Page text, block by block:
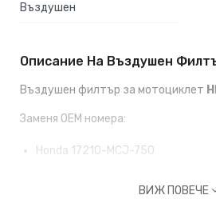
Въздушен
Описание На Въздушен
Въздушен филтър за мотоциклет
Заменя OEM номера:
Honda 17210-MCJ-750
ВИЖ ПОВЕЧЕ